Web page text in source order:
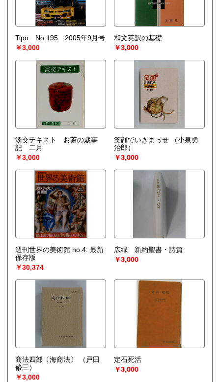
Tipo No.195 2005年9月号
￥3,000
和文英訳の基礎
￥3,000
淡交テキスト お茶の歳事
記 二月
￥3,000
笑顔でいきまっせ
（小泉勇
治郎）
￥3,000
週刊世界の美術館 no.4: 最新
保存版
￥30,374
広緑 新約聖書・詩篇
￥3,000
商法四部〔海商法〕
（戸田
修三）
￥3,000
定石死活
￥3,000